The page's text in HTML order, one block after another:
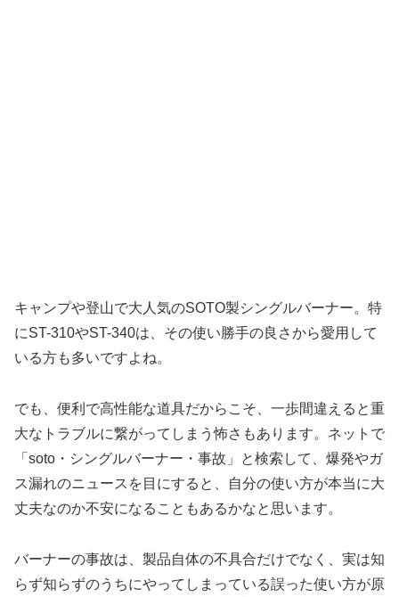
キャンプや登山で大人気のSOTO製シングルバーナー。特
にST-310やST-340は、その使い勝手の良さから愛用して
いる方も多いですよね。
でも、便利で高性能な道具だからこそ、一歩間違えると重
大なトラブルに繋がってしまう怖さもあります。ネットで
「soto・シングルバーナー・事故」と検索して、爆発やガ
ス漏れのニュースを目にすると、自分の使い方が本当に大
丈夫なのか不安になることもあるかなと思います。
バーナーの事故は、製品自体の不具合だけでなく、実は知
らず知らずのうちにやってしまっている誤った使い方が原